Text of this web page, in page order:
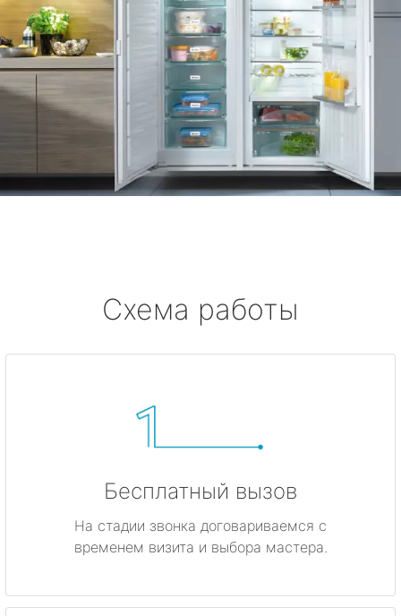
Схема работы
Бесплатный вызов
На стадии звонка договариваемся с
временем визита и выбора мастера.